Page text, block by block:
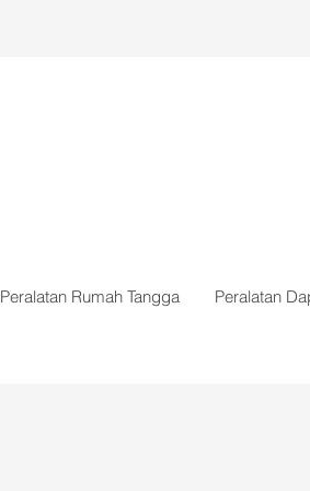
Peralatan Rumah Tangga Peralatan